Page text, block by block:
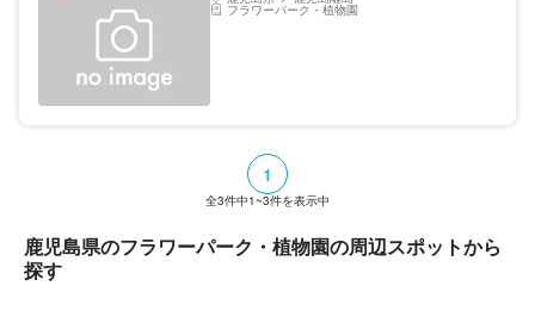
フラワーパーク・植物園
1
全3件中1~3件を表示中
鹿児島県のフラワーパーク・植物園の周辺スポットから
探す